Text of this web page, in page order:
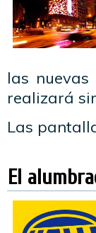
las
realizará
Las
El